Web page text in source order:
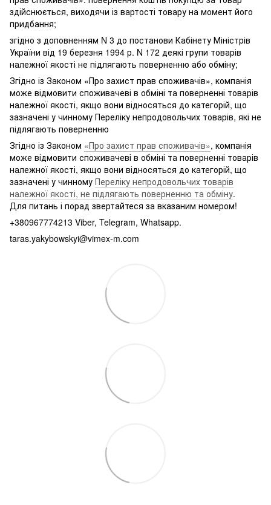
здійснюється, виходячи із вартості товару на момент його
придбання;
згідно з доповненням N 3 до постанови Кабінету Міністрів
України від 19 березня 1994 р. N 172 деякі групи товарів
належної якості не підлягають поверненню або обміну;
Згідно із Законом «Про захист прав споживачів», компанія
може відмовити споживачеві в обміні та поверненні товарів
належної якості, якщо вони відносяться до категорій, що
зазначені у чинному Переліку непродовольчих товарів, які не
підлягають поверненню
Згідно із Законом «Про захист прав споживачів», компанія
може відмовити споживачеві в обміні та поверненні товарів
належної якості, якщо вони відносяться до категорій, що
зазначені у чинному Переліку непродовольчих товарів
належної якості, не підлягають поверненню та обміну.
Для питань і порад звертайтеся за вказаним номером!
+380967774213 Viber, Telegram, Whatsapp.
taras.yakybowskyi@vimex-m.com